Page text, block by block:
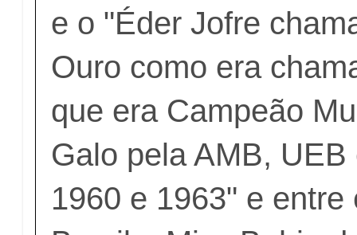
e o "Éder Jofre
Ouro como era
que era Campeão
Galo pela AMB,
1960 e 1963" e entre